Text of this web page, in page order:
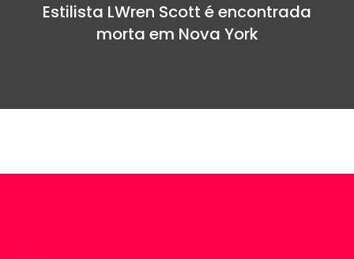
Estilista LWren Scott é encontrada
morta em Nova York